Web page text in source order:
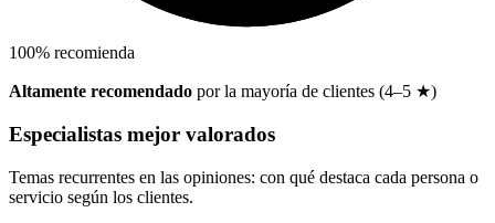
100% recomienda
Altamente recomendado por la mayoría de clientes (4–5 ★)
Especialistas mejor valorados
Temas recurrentes en las opiniones: con qué destaca cada persona o
servicio según los clientes.